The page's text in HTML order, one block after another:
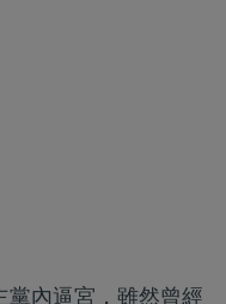
黨內逼宮，雖然曾經